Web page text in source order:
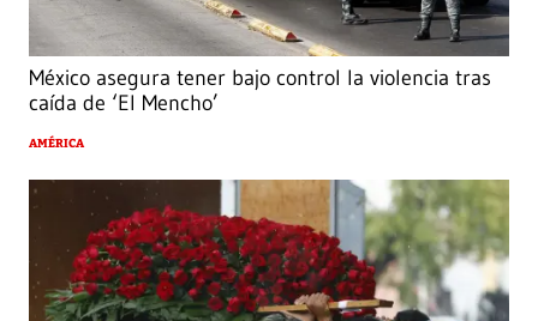
México asegura tener bajo control la violencia tras
caída de ‘El Mencho’
AMÉRICA